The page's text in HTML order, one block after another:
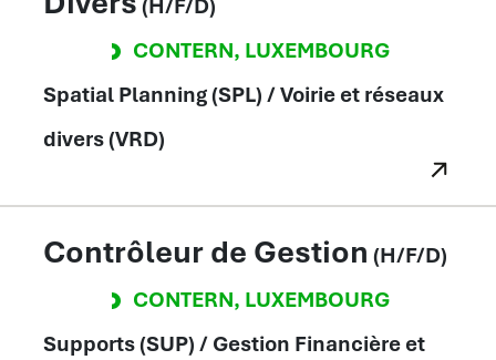
(H/F/D)
CONTERN, LUXEMBOURG
Spatial Planning (SPL) / Voirie et réseaux
divers (VRD)
Contrôleur de Gestion (H/F/D)
CONTERN, LUXEMBOURG
Supports (SUP) / Gestion Financière et